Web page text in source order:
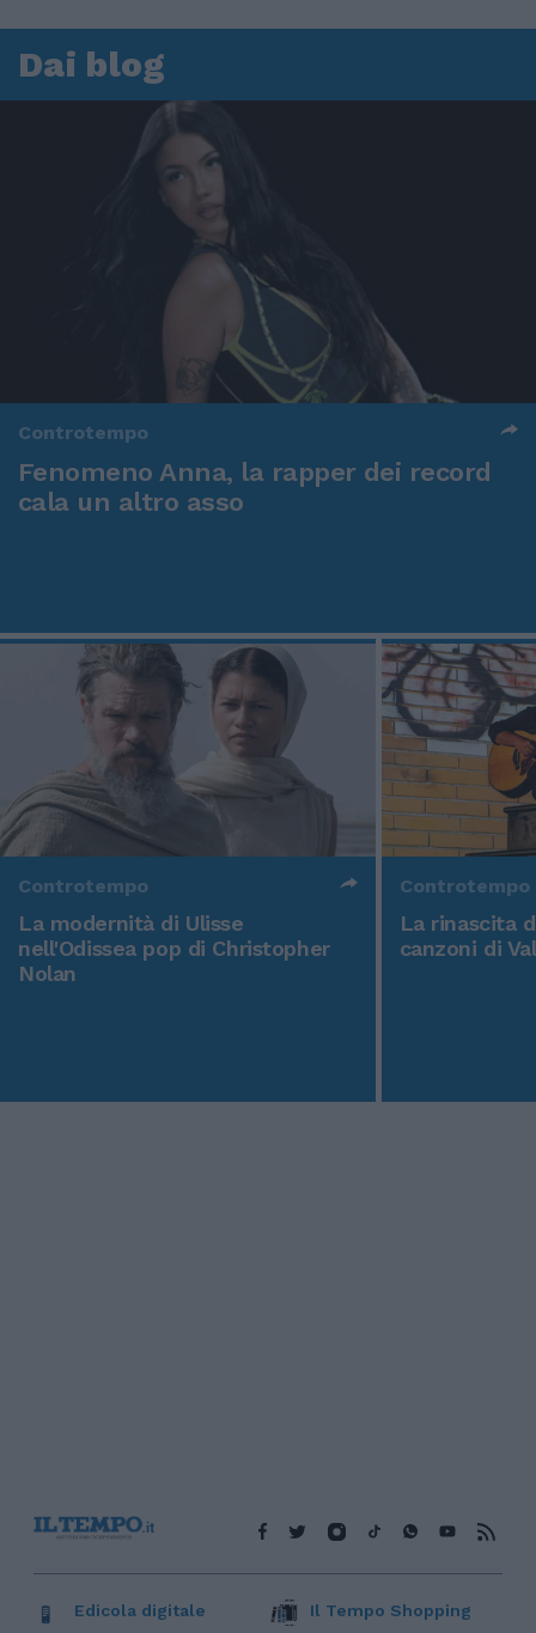
Dai blog
Controtempo
Fenomeno Anna, la rapper dei record
cala un altro asso
Controtempo
La modernità di Ulisse
nell'Odissea pop di Christopher
Nolan
Controtempo
La rinascita
canzoni di
Edicola digitale Il Tempo Shopping